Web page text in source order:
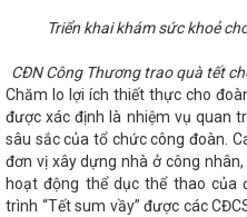
giữa nhiệm kỳ thực hiện Nghị
CÔNG THƯƠNG ĐỂ TỔ CHỨC LẠI
Hội nghị trực tuyến
Tết Nguyên đán năm 2024
chất và vật liệu nổ công nghiệp
dùng hàng Việt Nam”
Hà
trình hành động thực hiện Nghị
Việt Nam-Thái Lan tỉnh Hà
vùng Bắc Trung bộ – Hà
Triển khai khám sức khoẻ
CĐN Công Thương trao quà tết
Chăm lo lợi ích thiết thực cho
được xác định là nhiệm vụ quan
sâu sắc của tổ chức công đoàn.
đơn vị xây dựng nhà ở công
hoạt động thể dục thể thao của
trình “Tết sum vầy” được các